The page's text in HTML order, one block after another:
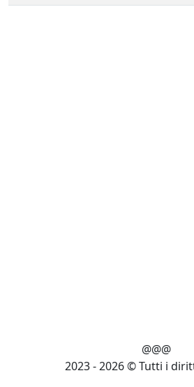
@@@
2023 - 2026 © Tutti i